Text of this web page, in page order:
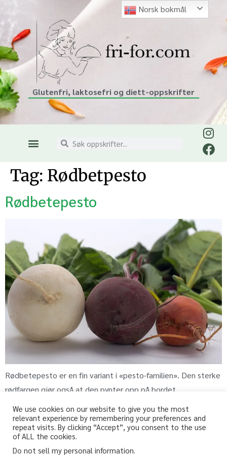
Glutenfri, laktosefri og diett-oppskrifter
Tag: Rødbetpesto
Rødbetepesto
Rødbetepesto er en fin variant i «pesto-familien». Den sterke
rødfargen gjør også at den pynter opp på bordet.
fri-for.no
Glutenfri, melkefri og andre «fri for» oppskrifter
We use cookies on our website to give you the most
relevant experience by remembering your preferences and
repeat visits. By clicking “Accept”, you consent to the use
of ALL the cookies.
Do not sell my personal information.
Norsk bokmål